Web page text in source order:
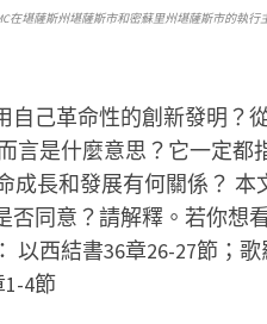
在堪薩斯州堪薩斯市和密蘇里州堪薩斯市的執行
自己革命性的創新發明？
言是什麼意思？它一定都
長和發展有何關係？ 本
否同意？請解釋。 若你想
以西結書36章26-27節；歌
4節